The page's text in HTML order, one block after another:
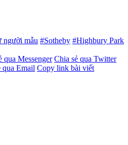
người mẫu #Sotheby #Highbury Park
qua Messenger Chia sẻ qua Twitter
qua Email Copy link bài viết